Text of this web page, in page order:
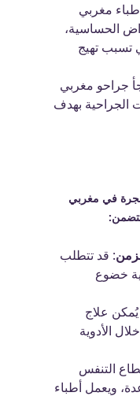
مغربي
الحساسية،
تسبب تهيج
جراحو مغربي
الجراحية بهدف
في مغربي
: قد تتطلب
خضوع
علاج
الأدوية
التنفس
ويعمل أطباء